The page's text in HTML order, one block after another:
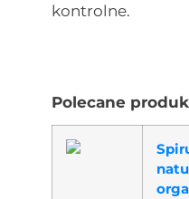
kontrolne.
Polecane